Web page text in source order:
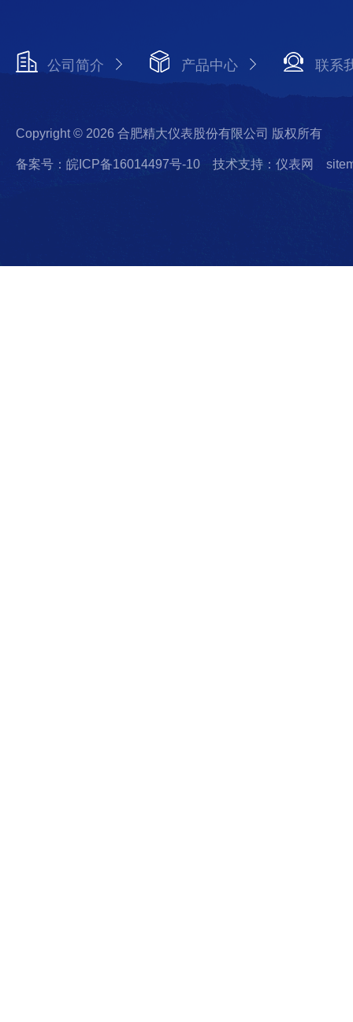
公司简介 产品中心 联系
Copyright © 2026 合肥精大仪表股份有限公司 版权所有
备案号：皖ICP备16014497号-10 技术支持：仪表网